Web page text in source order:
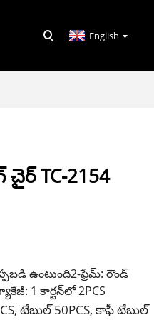
English
TC-2154
ఉంటుంది2-ఫ్రేమ్: రౌండ్
1 కార్టన్‌లో 2PCS
టేబుల్ 50PCS, కాఫీ టేబుల్